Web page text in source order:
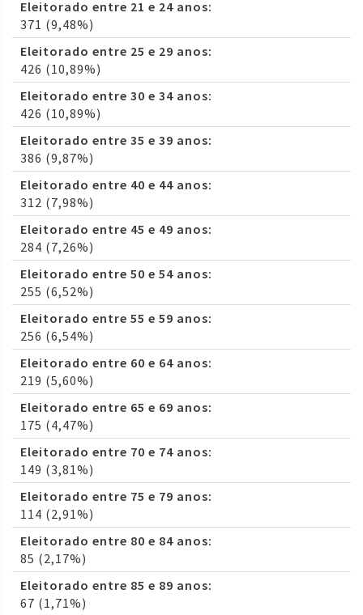
Eleitorado entre 21 e 24 anos:
371 (9,48%)
Eleitorado entre 25 e 29 anos:
426 (10,89%)
Eleitorado entre 30 e 34 anos:
426 (10,89%)
Eleitorado entre 35 e 39 anos:
386 (9,87%)
Eleitorado entre 40 e 44 anos:
312 (7,98%)
Eleitorado entre 45 e 49 anos:
284 (7,26%)
Eleitorado entre 50 e 54 anos:
255 (6,52%)
Eleitorado entre 55 e 59 anos:
256 (6,54%)
Eleitorado entre 60 e 64 anos:
219 (5,60%)
Eleitorado entre 65 e 69 anos:
175 (4,47%)
Eleitorado entre 70 e 74 anos:
149 (3,81%)
Eleitorado entre 75 e 79 anos:
114 (2,91%)
Eleitorado entre 80 e 84 anos:
85 (2,17%)
Eleitorado entre 85 e 89 anos:
67 (1,71%)